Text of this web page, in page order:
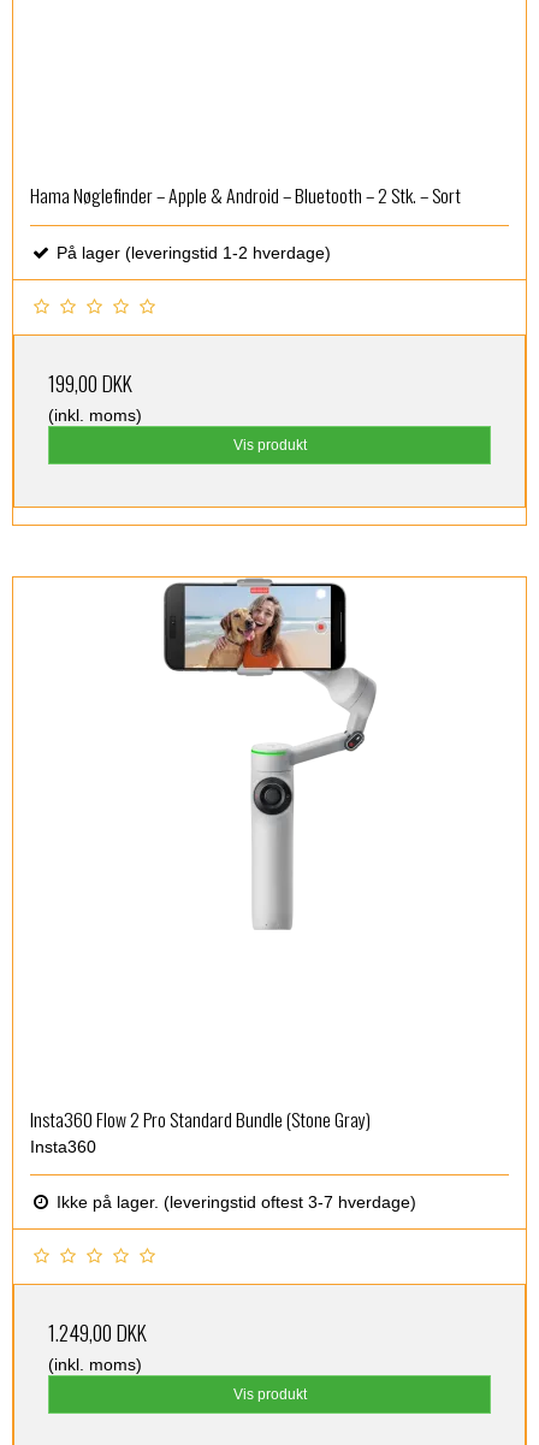
Hama Nøglefinder – Apple & Android – Bluetooth – 2 Stk. – Sort
På lager (leveringstid 1-2 hverdage)
199,00 DKK
(inkl. moms)
Vis produkt
Insta360 Flow 2 Pro Standard Bundle (Stone Gray)
Insta360
Ikke på lager. (leveringstid oftest 3-7 hverdage)
1.249,00 DKK
(inkl. moms)
Vis produkt